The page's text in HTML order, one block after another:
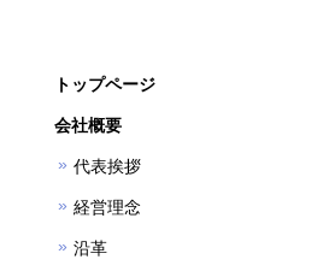
トップページ
会社概要
代表挨拶
経営理念
沿革